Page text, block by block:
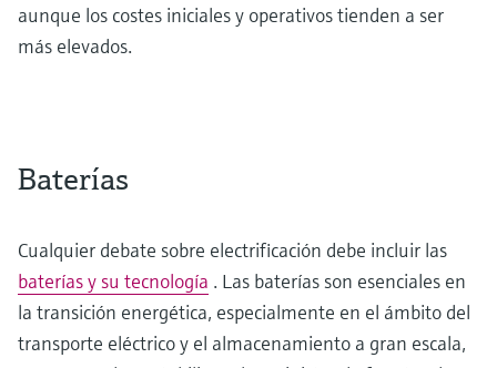
aunque los costes iniciales y operativos tienden a ser
más elevados.
Baterías
Cualquier debate sobre electrificación debe incluir las
baterías y su tecnología . Las baterías son esenciales en
la transición energética, especialmente en el ámbito del
transporte eléctrico y el almacenamiento a gran escala,